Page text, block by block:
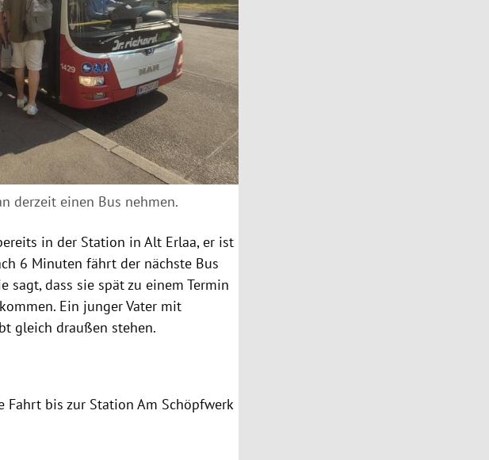
derzeit einen Bus nehmen.
in der Station in Alt Erlaa, er ist
6 Minuten fährt der nächste Bus
dass sie spät zu einem Termin
Ein junger Vater mit
gleich draußen stehen.
Fahrt bis zur Station Am Schöpfwerk